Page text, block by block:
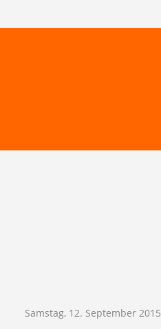
Samstag, 12. September 2015